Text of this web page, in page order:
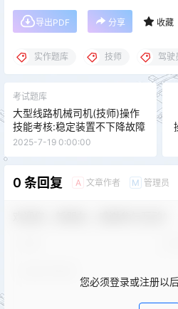
导出PDF 分享 收藏
实作题库 技师 驾驶
考试题库
大型线路机械司机(技师)操作
技能考核:稳定装置不下降故障
2025-7-19 0:00:00
0 条回复 A 文章作者 M 管理员
您必须登录或注册以